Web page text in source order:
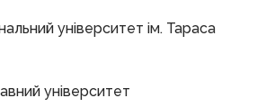
університет ім. Тараса
університет